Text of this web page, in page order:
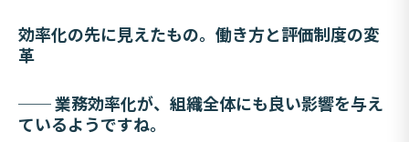
効率化の先に見えたもの。働き方と評価制度の変
革
── 業務効率化が、組織全体にも良い影響を与え
ているようですね。